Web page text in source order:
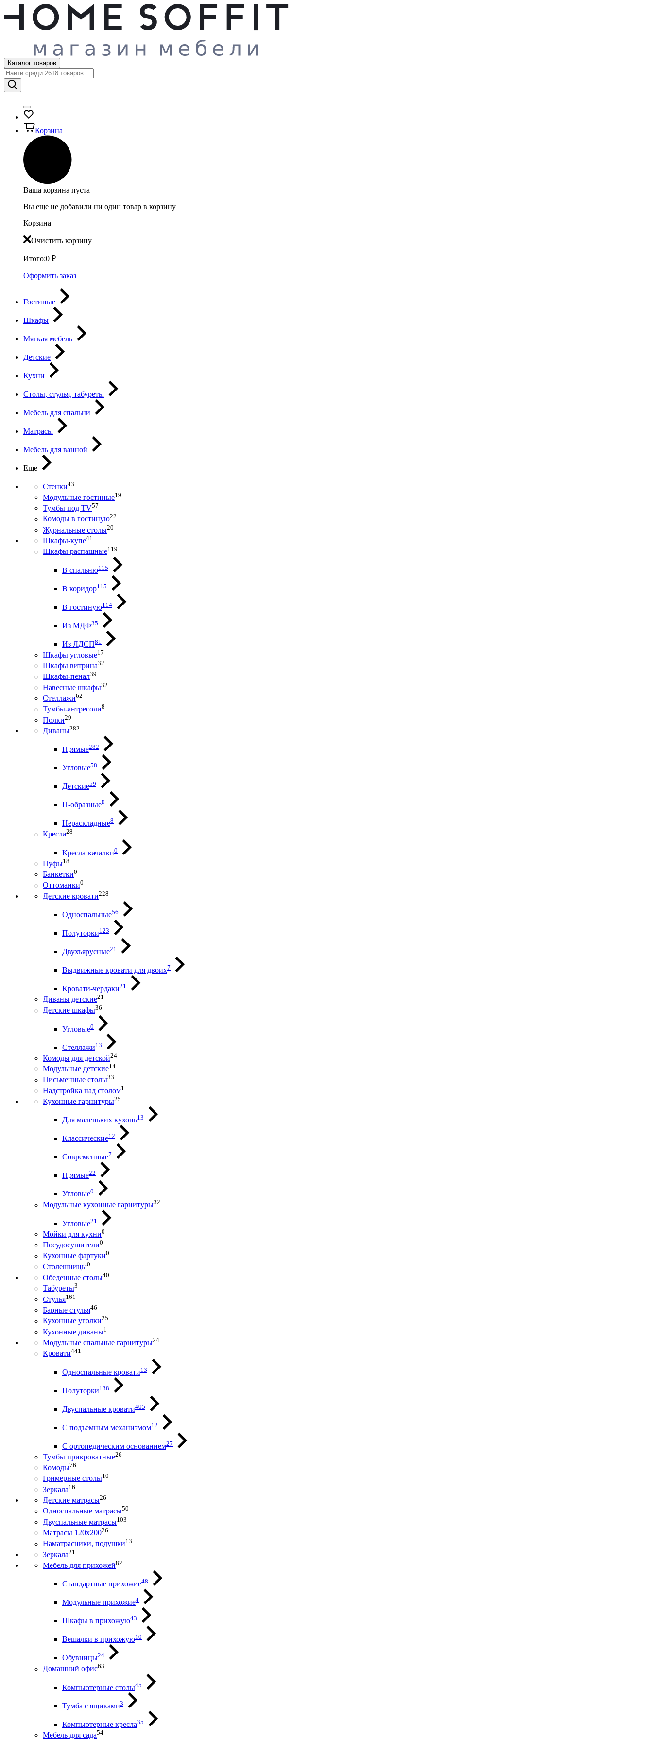
Каталог товаров
Корзина
Ваша корзина пуста
Вы еще не добавили ни один товар в корзину
Корзина
Очистить корзину
Итого:0 ₽
Оформить заказ
Гостиные
Шкафы
Мягкая мебель
Детские
Кухни
Столы, стулья, табуреты
Мебель для спальни
Матрасы
Мебель для ванной
Еще
Стенки43
Модульные гостиные19
Тумбы под ТV57
Комоды в гостиную22
Журнальные столы20
Шкафы-купе41
Шкафы распашные119
В спальню115
В коридор115
В гостиную114
Из МДФ35
Из ЛДСП81
Шкафы угловые17
Шкафы витрина32
Шкафы-пенал39
Навесные шкафы32
Стеллажи62
Тумбы-антресоли8
Полки29
Диваны282
Прямые282
Угловые58
Детские59
П-образные0
Нераскладные8
Кресла28
Кресла-качалки0
Пуфы18
Банкетки0
Оттоманки0
Детские кровати228
Односпальные56
Полуторки123
Двухъярусные21
Выдвижные кровати для двоих7
Кровати-чердаки21
Диваны детские21
Детские шкафы36
Угловые0
Стеллажи13
Комоды для детской24
Модульные детские14
Письменные столы33
Надстройка над столом1
Кухонные гарнитуры25
Для маленьких кухонь13
Классические12
Современные7
Прямые22
Угловые0
Модульные кухонные гарнитуры32
Угловые21
Мойки для кухни0
Посудосушители0
Кухонные фартуки0
Столешницы0
Обеденные столы40
Табуреты3
Стулья161
Барные стулья46
Кухонные уголки25
Кухонные диваны1
Модульные спальные гарнитуры24
Кровати441
Односпальные кровати13
Полуторки138
Двуспальные кровати405
С подъемным механизмом12
С ортопедическим основанием27
Тумбы прикроватные26
Комоды76
Гримерные столы10
Зеркала16
Детские матрасы26
Односпальные матрасы50
Двуспальные матрасы103
Матрасы 120х20026
Наматрасники, подушки13
Зеркала21
Мебель для прихожей82
Стандартные прихожие48
Модульные прихожие4
Шкафы в прихожую43
Вешалки в прихожую10
Обувницы24
Домашний офис63
Компьютерные столы45
Тумба с ящиками3
Компьютерные кресла35
Мебель для сада54